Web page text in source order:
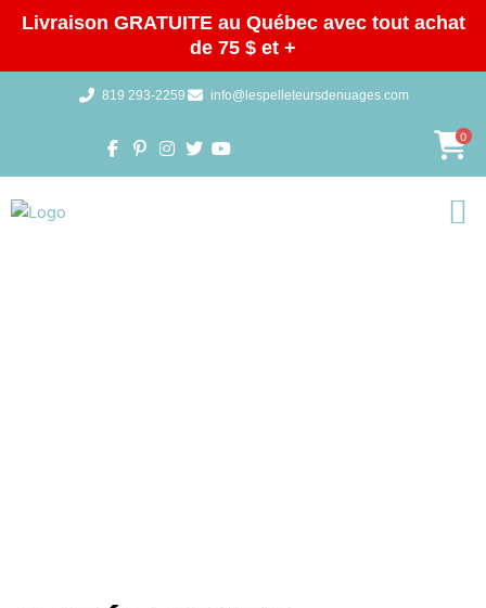
AllerLivraison GRATUITE au Québec avec tout achat
de 75 $ et +
819 293-2259 info@lespelleteursdenuages.com
0